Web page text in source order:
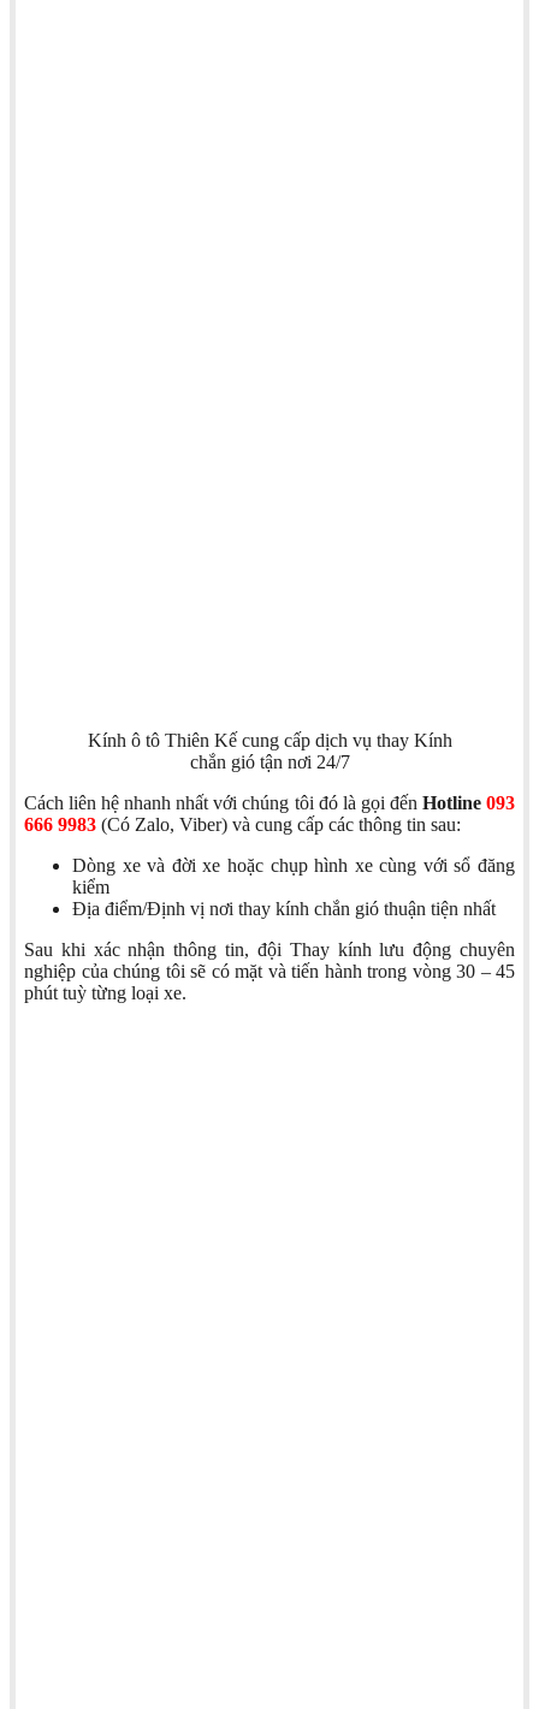
Kính ô tô Thiên Kế cung cấp dịch vụ thay Kính
chắn gió tận nơi 24/7
Cách liên hệ nhanh nhất với chúng tôi đó là gọi đến Hotline093
666 9983 (Có Zalo, Viber) và cung cấp các thông tin sau:
Dòng xe và đời xe hoặc chụp hình xe cùng với sổ đăng
kiểm
Địa điểm/Định vị nơi thay kính chắn gió thuận tiện nhất
Sau khi xác nhận thông tin, đội Thay kính lưu động chuyên
nghiệp của chúng tôi sẽ có mặt và tiến hành trong vòng 30 – 45
phút tuỳ từng loại xe.